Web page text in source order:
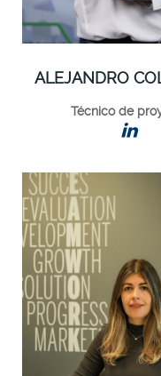
ALEJANDRO
Técnico de